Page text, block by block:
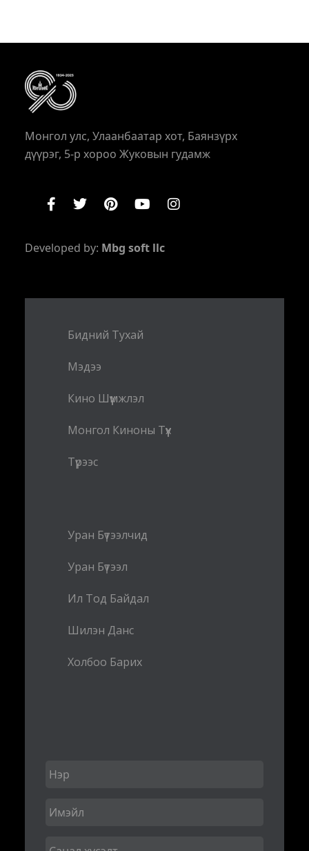
Монгол улс, Улаанбаатар хот, Баянзүрх
дүүрэг, 5-р хороо Жуковын гудамж
Developed by: Mbg soft llc
Бидний Тухай
Мэдээ
Кино Шүүмжлэл
Монгол Киноны Түүх
Түрээс
Уран Бүтээлчид
Уран Бүтээл
Ил Тод Байдал
Шилэн Данс
Холбоо Барих